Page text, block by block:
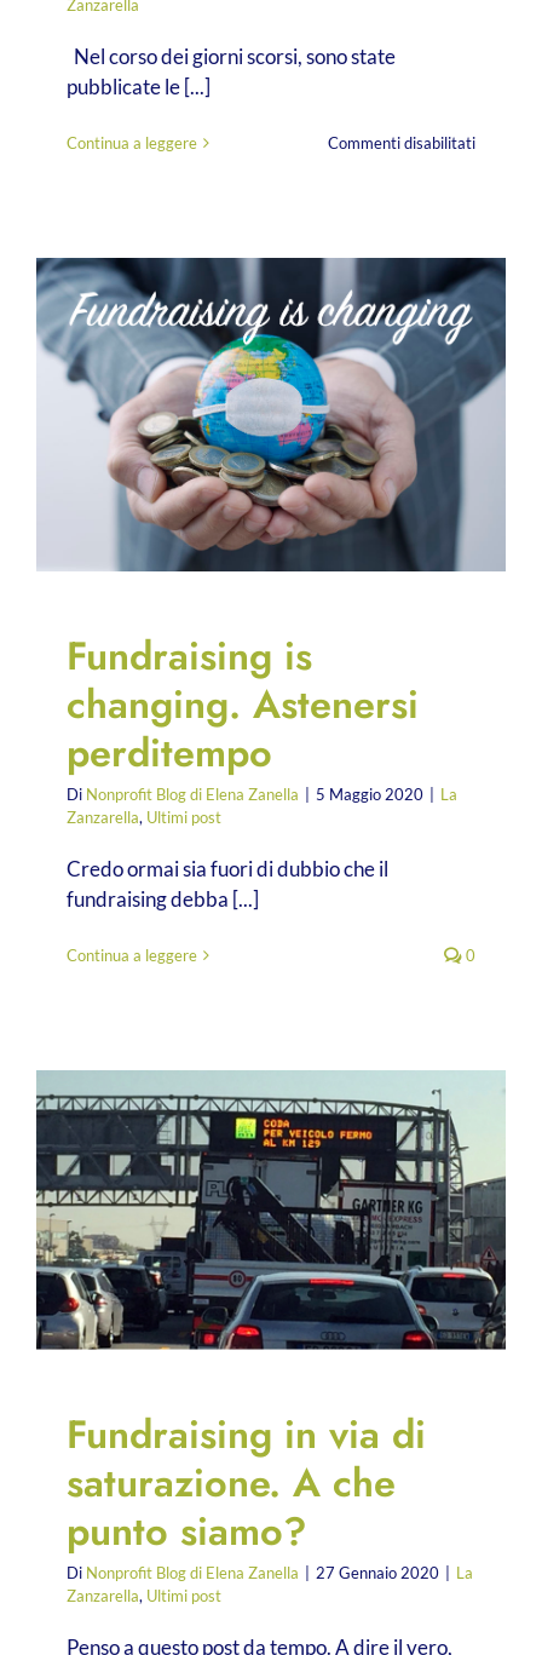
Zanzarella
Nel corso dei giorni scorsi, sono state
pubblicate le [...]
Continua a leggere Commenti disabilitatisu
in
Italia?
Crescerà?
Dipende
Fundraising is
changing. Astenersi
perditempo
Di Nonprofit Blog di Elena Zanella 5 Maggio 2020
La
Zanzarella, Ultimi post
Credo ormai sia fuori di dubbio che il
fundraising debba [...]
Continua a leggere 0
Fundraising in via di
saturazione. A che
punto siamo?
Di Nonprofit Blog di Elena Zanella | 27 Gennaio 2020 | La
Zanzarella, Ultimi post
Penso a questo post da tempo. A dire il vero,